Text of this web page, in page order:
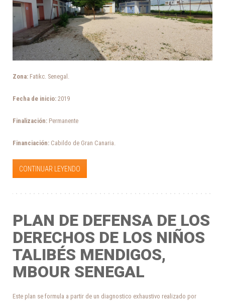
Zona: Fatikc. Senegal.
Fecha de inicio: 2019
Finalización: Permanente
Financiación: Cabildo de Gran Canaria.
CONTINUAR LEYENDO
PLAN DE DEFENSA DE LOS
DERECHOS DE LOS NIÑOS
TALIBÉS MENDIGOS,
MBOUR SENEGAL
Este plan se formula a partir de un diagnostico exhaustivo realizado por